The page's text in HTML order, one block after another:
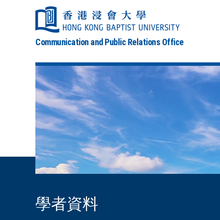
Communication and Public Relations Office
學者資料